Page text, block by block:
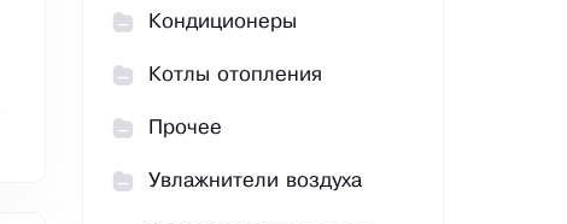
Кондиционеры
Котлы отопления
Прочее
Увлажнители воздуха